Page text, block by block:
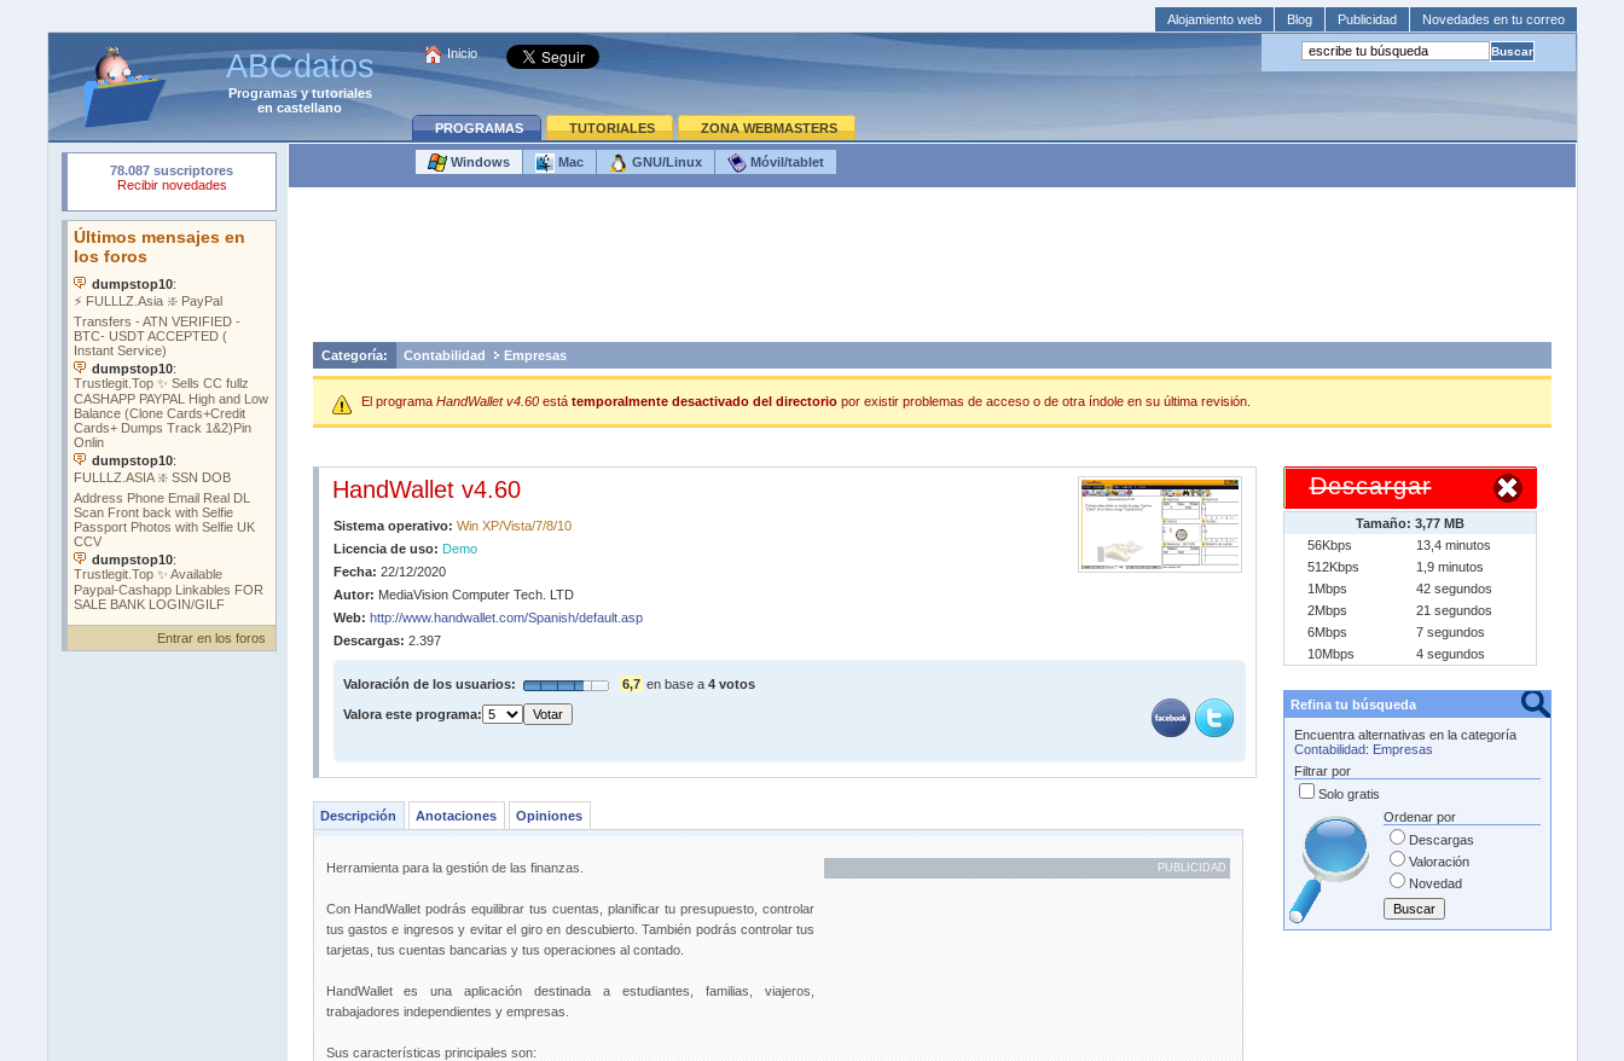
Alojamiento web Blog Publicidad Novedades en tu correo
ABCdatos
Programasytutoriales
en castellano
Inicio
PROGRAMAS TUTORIALES ZONA WEBMASTERS
Entrar en los foros
Windows Mac GNU/Linux Móvil/tablet
Categoría: Contabilidad Empresas
El programa HandWallet v4.60está temporalmente desactivado del directoriopor existir problemas de acceso o de otra índole en su última revisión.
HandWallet v4.60
Sistema operativo: Win XP/Vista/7/8/10
Licencia de uso: Demo
Fecha: 22/12/2020
Autor: MediaVision Computer Tech. LTD
Web: http://www.handwallet.com/Spanish/default.asp
Descargas: 2.397
Valoración de los usuarios: 6,7 en base a 4 votos
Valora este programa:
Descripción Anotaciones Opiniones
PUBLICIDAD
Herramienta para la gestión de las finanzas.
Con HandWallet podrás equilibrar tus cuentas, planificar tu presupuesto, controlar
tus gastos e ingresos y evitar el giro en descubierto. También podrás controlar tus
tarjetas, tus cuentas bancarias y tus operaciones al contado.
HandWallet es una aplicación destinada a estudiantes, familias, viajeros,
trabajadores independientes y empresas.
Sus características principales son:
Descargar
Tamaño: 3,77 MB
56Kbps
13,4 minutos
512Kbps
1,9 minutos
1Mbps
42 segundos
2Mbps
21 segundos
6Mbps
7 segundos
10Mbps
4 segundos
Refina tu búsqueda
Encuentra alternativas en la categoría
Contabilidad: Empresas
Filtrar por
Solo gratis
Ordenar por
Descargas
Valoración
Novedad